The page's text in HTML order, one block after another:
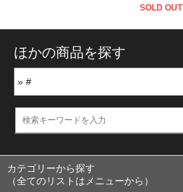
SOLD OUT
ほかの商品を探す
カテゴリーから探す
（全てのリストはメニューから）